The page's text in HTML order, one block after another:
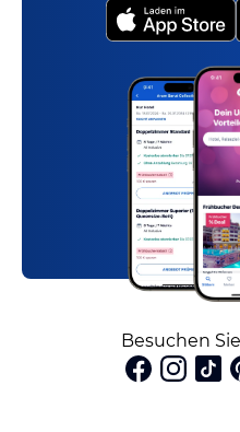
Besuchen